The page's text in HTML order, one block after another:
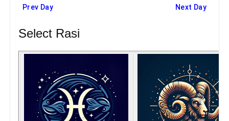
Prev Day Next Day
Select Rasi